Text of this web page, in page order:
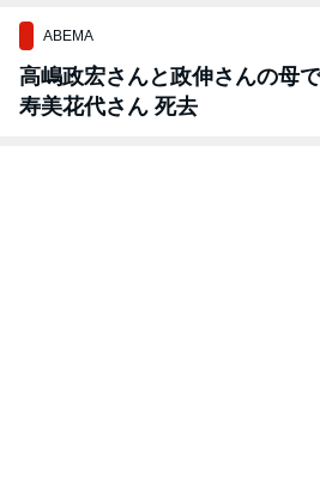
ABEMA
高嶋政宏さんと政伸さんの母
寿美花代さん 死去